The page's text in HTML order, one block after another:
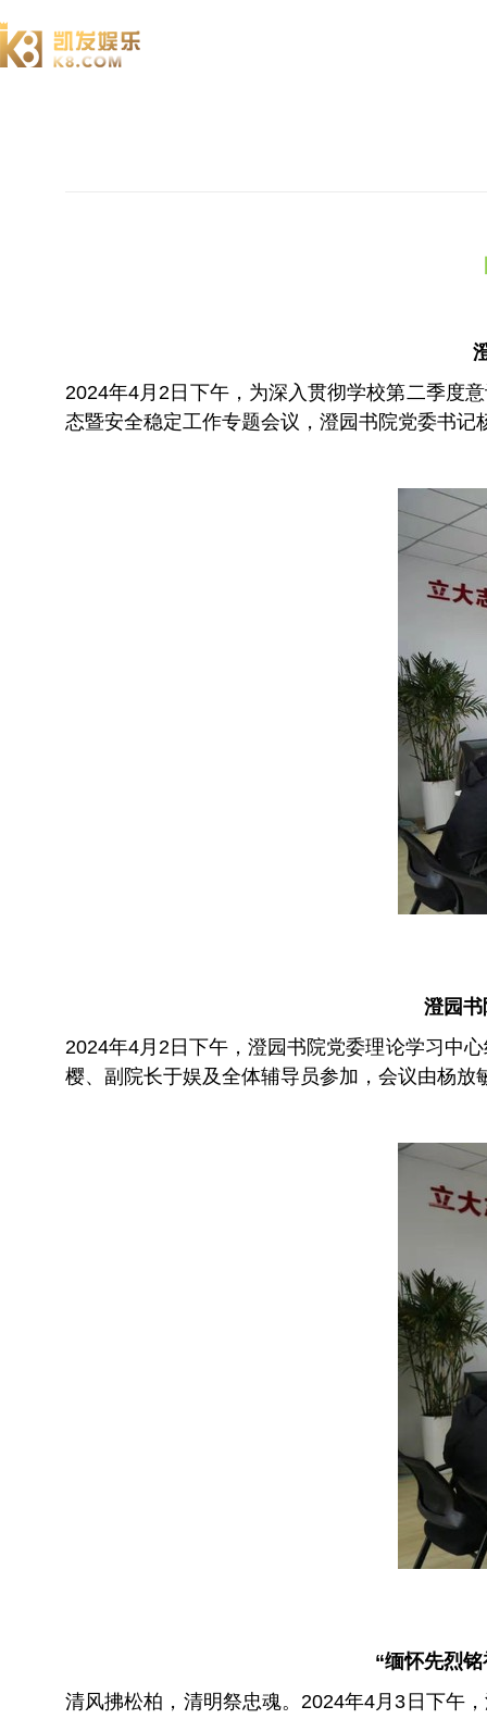
2024年4月2日下午，为深入贯彻学校第二季度
态暨安全稳定工作专题会议，澄园书院党委书
澄园
2024年4月2日下午，澄园书院党委理论学习中
樱、副院长于娱及全体辅导员参加，会议由杨放
“缅怀先烈
清风拂松柏，清明祭忠魂。2024年4月3日下午